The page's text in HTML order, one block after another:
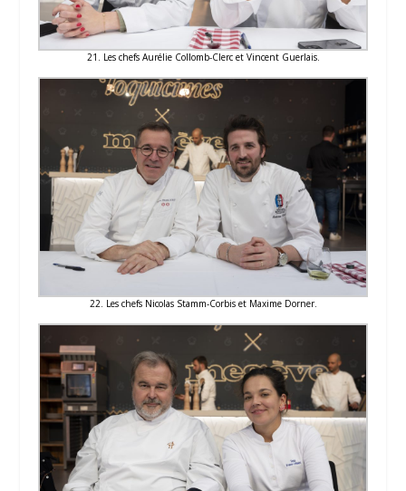
21. Les chefs Aurélie Collomb-Clerc et Vincent Guerlais.
22. Les chefs Nicolas Stamm-Corbis et Maxime Dorner.